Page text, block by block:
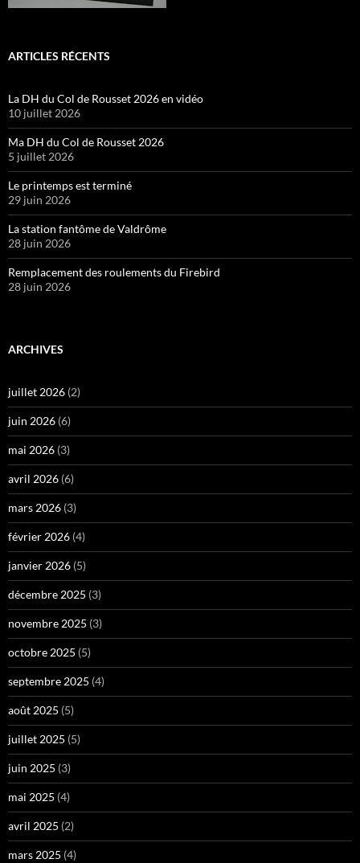
ARTICLES RÉCENTS
La DH du Col de Rousset 2026 en vidéo
10 juillet 2026
Ma DH du Col de Rousset 2026
5 juillet 2026
Le printemps est terminé
29 juin 2026
La station fantôme de Valdrôme
28 juin 2026
Remplacement des roulements du Firebird
28 juin 2026
ARCHIVES
juillet 2026 (2)
juin 2026 (6)
mai 2026 (3)
avril 2026 (6)
mars 2026 (3)
février 2026 (4)
janvier 2026 (5)
décembre 2025 (3)
novembre 2025 (3)
octobre 2025 (5)
septembre 2025 (4)
août 2025 (5)
juillet 2025 (5)
juin 2025 (3)
mai 2025 (4)
avril 2025 (2)
mars 2025 (4)